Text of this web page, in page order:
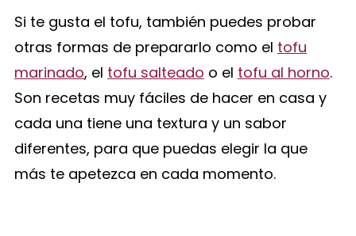
Si te gusta el tofu, también puedes probar
otras formas de prepararlo como el tofu
marinado, el tofu salteado o el tofu al horno.
Son recetas muy fáciles de hacer en casa y
cada una tiene una textura y un sabor
diferentes, para que puedas elegir la que
más te apetezca en cada momento.